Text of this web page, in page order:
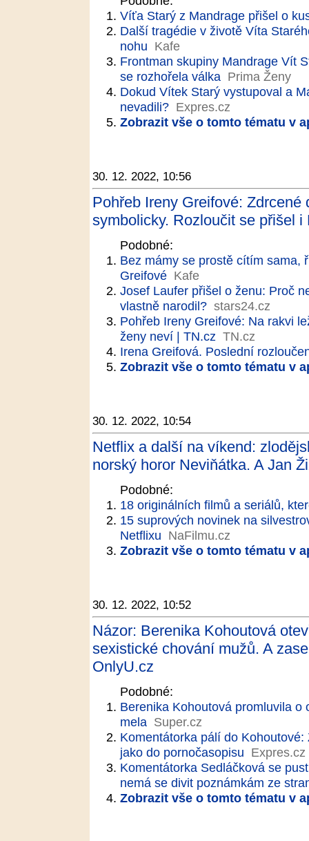
Víťa Starý z Mandrage přišel o
Další tragédie v životě Víta
nohu Kafe
Frontman skupiny Mandrage Vít
se rozhořela válka Prima Ženy
Dokud Vítek Starý vystupoval a
nevadili? Expres.cz
Zobrazit vše o tomto tématu v
30. 12. 2022, 10:56
Pohřeb Ireny Greifové:
symbolicky. Rozloučit se přišel
Podobné:
Bez mámy se prostě cítím sama,
Greifové Kafe
Josef Laufer přišel o ženu: Proč
vlastně narodil? stars24.cz
Pohřeb Ireny Greifové: Na rakvi
ženy neví | TN.cz TN.cz
Irena Greifová. Poslední
Zobrazit vše o tomto tématu v
30. 12. 2022, 10:54
Netflix a další na víkend:
norský horor Neviňátka. A Jan
Podobné:
18 originálních filmů a seriálů,
15 suprových novinek na
Netflixu NaFilmu.cz
Zobrazit vše o tomto tématu v
30. 12. 2022, 10:52
Názor: Berenika Kohoutová
sexistické chování mužů. A
OnlyU.cz
Podobné:
Berenika Kohoutová promluvila
mela Super.cz
Komentátorka pálí do
jako do pornočasopisu Expres.cz
Komentátorka Sedláčková se
nemá se divit poznámkám ze
Zobrazit vše o tomto tématu v